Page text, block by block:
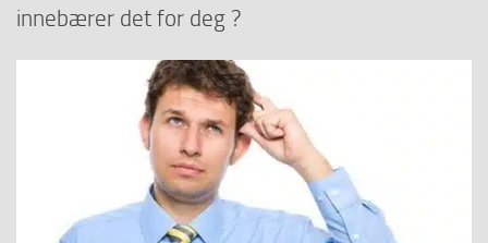
innebærer det for deg ?